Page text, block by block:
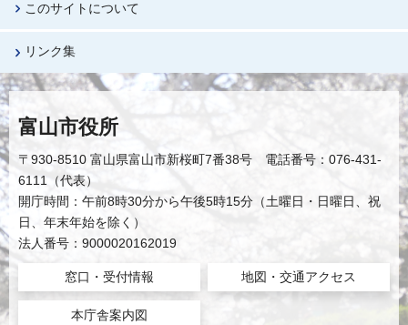
このサイトについて
リンク集
富山市役所
〒930-8510 富山県富山市新桜町7番38号 電話番号：076-431-
6111（代表）
開庁時間：午前8時30分から午後5時15分（土曜日・日曜日、祝
日、年末年始を除く）
法人番号：9000020162019
窓口・受付情報 地図・交通アクセス
本庁舎案内図